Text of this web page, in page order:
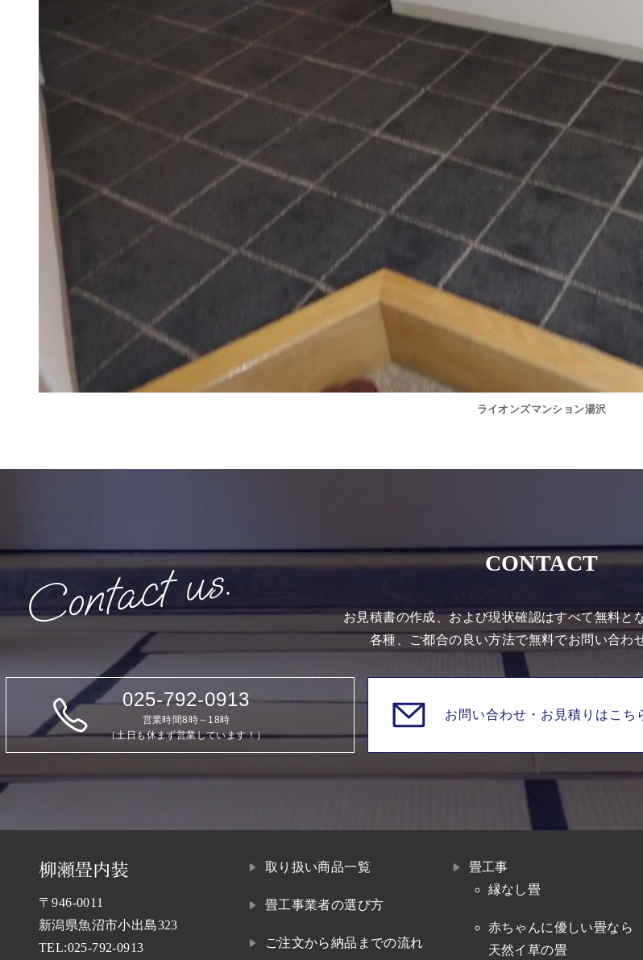
ライオンズマンション湯沢
CONTACT
お見積書の作成、および現状確認はすべて無料と
各種、ご都合の良い方法で無料でお問い合わ
025-792-0913
営業時間8時～18時
（土日も休まず営業しています！）
お問い合わせ・ お見積りはこち
〒946-0011
新潟県魚沼市小出島323
TEL:025-792-0913
取り扱い商品一覧
畳工事業者の選び方
ご注文から納品までの流れ
畳工事
縁なし畳
赤ちゃんに優しい畳なら
天然イ草の畳